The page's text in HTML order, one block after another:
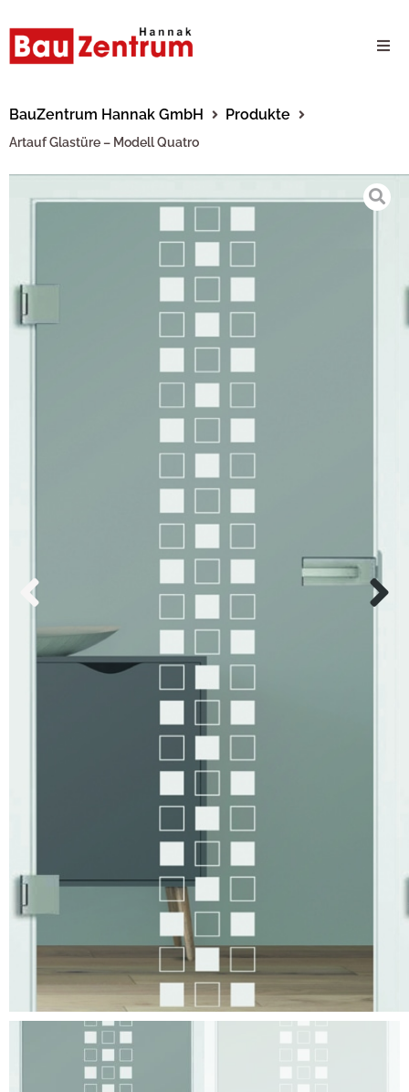
Unternehmen
Produkte
Kundenservice
BauZentrum Hannak GmbH Produkte
Artauf Glastüre – Modell Quatro